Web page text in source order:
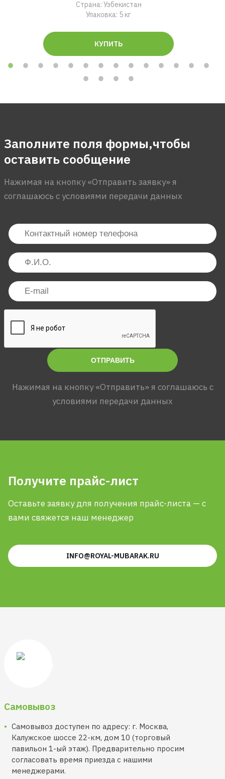
Страна: Узбекистан
Упаковка: 5 кг
КУПИТЬ
Заполните поля формы,чтобы
оставить сообщение
Нажимая на кнопку «Отправить заявку» я
соглашаюсь с условиями передачи данных
ОТПРАВИТЬ
Нажимая на кнопку «Отправить» я соглашаюсь с
условиями передачи данных
Получите прайс-лист
Оставьте заявку для получения прайс-листа — с
вами свяжется наш менеджер
INFO@ROYAL-MUBARAK.RU
Самовывоз
Самовывоз доступен по адресу: г. Москва,
Калужское шоссе 22-км, дом 10 (торговый
павильон 1-ый этаж). Предварительно просим
согласовать время приезда с нашими
менеджерами.